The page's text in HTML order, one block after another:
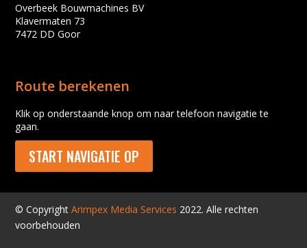
Overbeek Bouwmachines BV
Klavermaten 73
7472 DD Goor
Route berekenen
Klik op onderstaande knop om naar telefoon navigatie te
gaan.
START NAVIGATIE OP
© CopyrightArimpex Media Services 2022. Alle rechten
voorbehouden